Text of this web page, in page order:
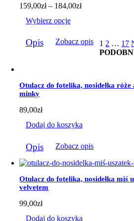
159,00zł – 184,00złZakres
do
184,00zł
Wybierz opcje
produkt
można
wybrać
na
stronie
produktu
Opis Zobacz opis 1 2 … 17
Otulacz do fotelika, nosidełka
minky
89,00zł
Dodaj do koszyka
Opis Zobacz opis
Otulacz do fotelika, nosidełka miś
velvetem
99,00zł
Dodaj do koszyka